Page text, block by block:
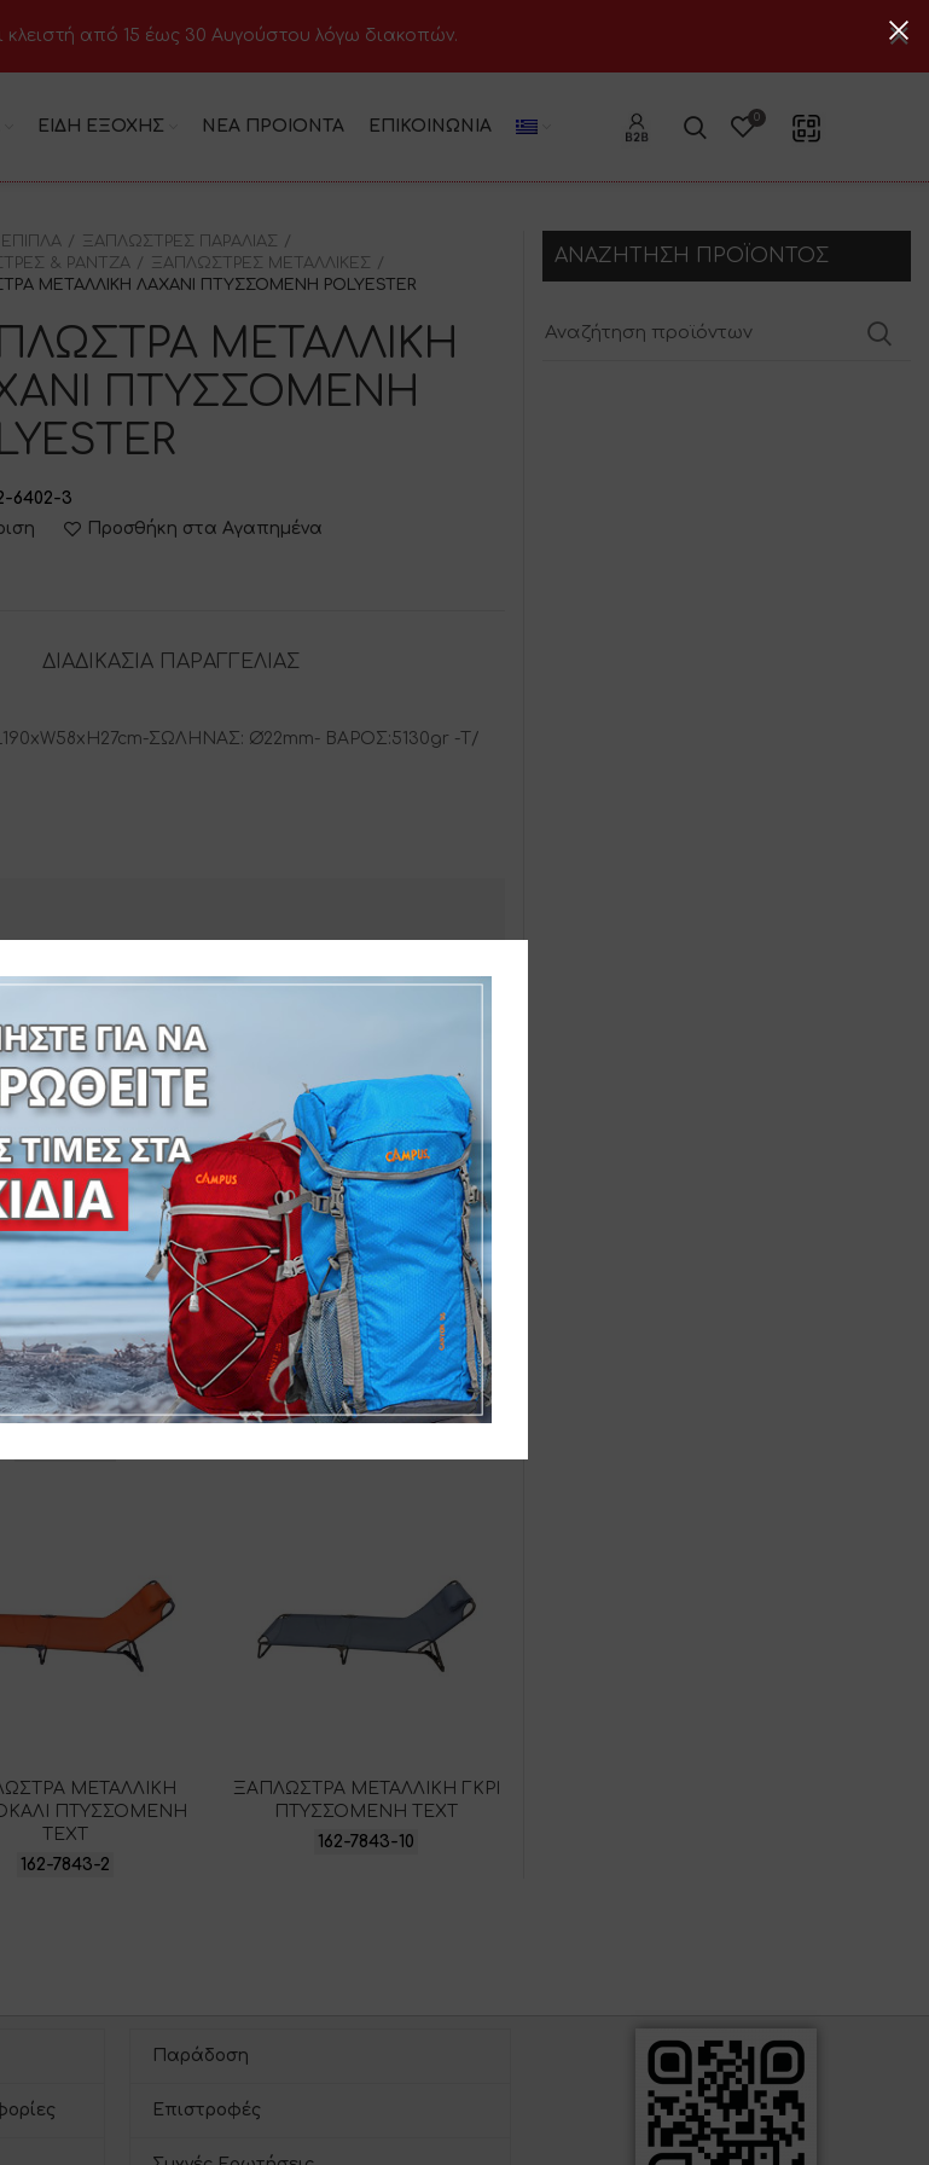
ΕΙΔΗ ΕΞΟΧΗΣ ΝΕΑ ΠΡΟΙΟΝΤΑ ΕΠΙΚΟΙΝΩΝΊΑ 0
ΕΠΙΠΛΑ
ΞΑΠΛΩΣΤΡΕΣ ΠΑΡΑΛΙΑΣ
& ΡΑΝΤΖΑ
ΞΑΠΛΩΣΤΡΕΣ ΜΕΤΑΛΛΙΚΕΣ
ΜΕΤΑΛΛΙΚΗ ΛΑΧΑΝΙ ΠΤΥΣΣΟΜΕΝΗ POLYESTER
ΜΕΤΑΛΛΙΚΗ
ΠΤΥΣΣΟΜΕΝΗ
6402-3
Προσθήκη στα Αγαπημένα
ΔΙΑΔΙΚΑΣΙΑ ΠΑΡΑΓΓΕΛΙΑΣ
ΣΩΛΗΝΑΣ: Ø22mm- ΒΑΡΟΣ:5130gr -Τ/
ΜΕΤΑΛΛΙΚΗ
ΓΑΛΑΖΙΑ
ΜΕ ΙΜΑΝΤΑ
ΜΕΤΑΦΟΡΑΣ
ΞΑΠΛΩΣΤΡΑ ΜΕΤΑΛΛΙΚΗ
ΑΜΜΟΥ ΜΠΛΕ ΠΤΥΣΣΟΜΕΝΗ
ΜΕ ΙΜΑΝΤΑ ΜΕΤΑΦΟΡΑΣ
165-6975-1
ΜΕΤΑΛΛΙΚΗ
ΠΤΥΣΣΟΜΕΝΗ
ΤΕΧΤ
162-7843-2
ΞΑΠΛΩΣΤΡΑ ΜΕΤΑΛΛΙΚΗ ΓΚΡΙ
ΠΤΥΣΣΟΜΕΝΗ ΤΕΧΤ
162-7843-10
ΑΝΑΖΗΤΗΣΗ ΠΡΟΪΟΝΤΟΣ
Παράδοση
Επιστροφές
κλειστή από 15 έως 30 Αυγούστου λόγω διακοπών.